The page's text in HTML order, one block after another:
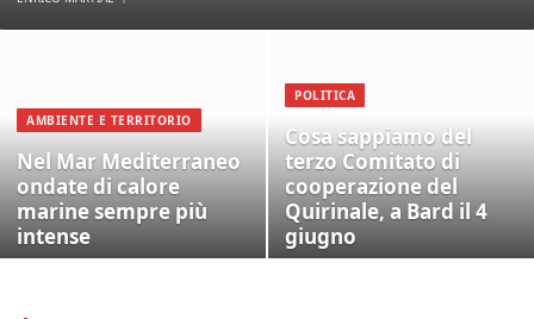
AMBIENTE E TERRITORIO
Nel Mar Mediterraneo
ondate di calore
marine sempre più
intense
POLITICA
Cosa sappiamo del
terzo Comitato di
cooperazione del
Quirinale, a Bard il 4
giugno